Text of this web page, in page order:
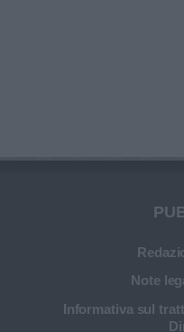
Note
Informativa sul